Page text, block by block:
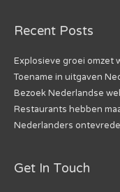
Recent Posts
Explosieve groei omzet
Toename in uitgaven
Bezoek Nederlandse
Restaurants hebben
Nederlanders
Get In Touch